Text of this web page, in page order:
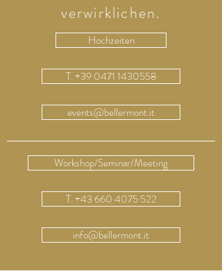
verwirklichen.
Hochzeiten
T. +39 0471 1430558
events@bellermont.it
Workshop/Seminar/Meeting
T. +43 660 4075 522
info@bellermont.it